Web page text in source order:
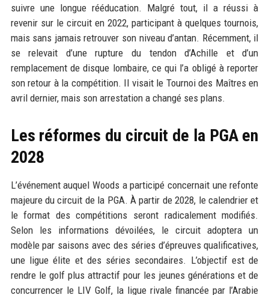
suivre une longue rééducation. Malgré tout, il a réussi à
revenir sur le circuit en 2022, participant à quelques tournois,
mais sans jamais retrouver son niveau d’antan. Récemment, il
se relevait d’une rupture du tendon d’Achille et d’un
remplacement de disque lombaire, ce qui l’a obligé à reporter
son retour à la compétition. Il visait le Tournoi des Maîtres en
avril dernier, mais son arrestation a changé ses plans.
Les réformes du circuit de la PGA en
2028
L’événement auquel Woods a participé concernait une refonte
majeure du circuit de la PGA. À partir de 2028, le calendrier et
le format des compétitions seront radicalement modifiés.
Selon les informations dévoilées, le circuit adoptera un
modèle par saisons avec des séries d’épreuves qualificatives,
une ligue élite et des séries secondaires. L’objectif est de
rendre le golf plus attractif pour les jeunes générations et de
concurrencer le LIV Golf, la ligue rivale financée par l’Arabie